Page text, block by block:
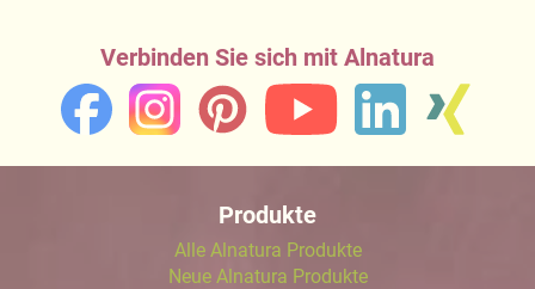
Verbinden Sie sich mit Alnatura
Produkte
Alle Alnatura Produkte
Neue Alnatura Produkte